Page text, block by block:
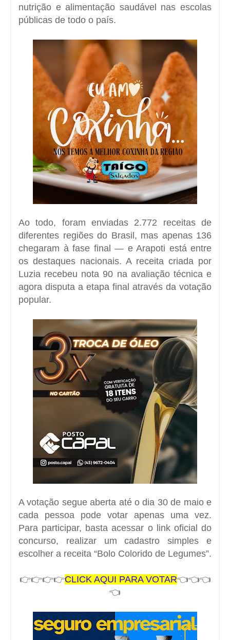
nutrição e alimentação saudável nas escolas
públicas de todo o país.
Ao todo, foram enviadas 2.772 receitas de
diferentes regiões do Brasil, mas apenas 136
chegaram à fase final — e Arapoti está entre
os destaques nacionais. A receita criada por
Luzia recebeu nota 90 na avaliação técnica e
agora disputa a etapa final através da votação
popular.
A votação segue aberta até o dia 30 de maio e
cada pessoa pode votar apenas uma vez.
Para participar, basta acessar o link oficial do
concurso, realizar um cadastro simples e
escolher a receita “Bolo Colorido de Legumes”.
👉👉👉👉CLICK AQUI PARA VOTAR👈👈👈
👈